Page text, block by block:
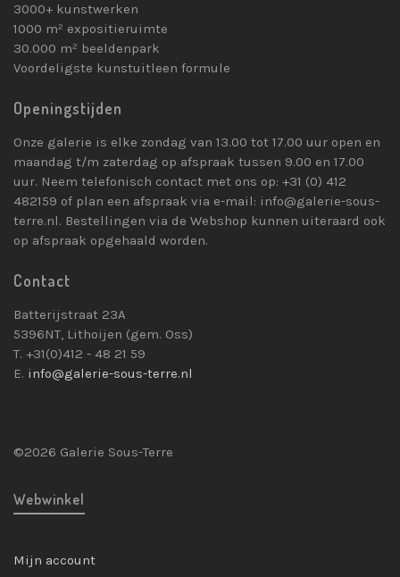
3000+ kunstwerken
1000 m² expositieruimte
30.000 m² beeldenpark
Voordeligste kunstuitleen formule
Openingstijden
Onze galerie is elke zondag van 13.00 tot 17.00 uur open en
maandag t/m zaterdag op afspraak tussen 9.00 en 17.00
uur. Neem telefonisch contact met ons op: +31 (0) 412
482159 of plan een afspraak via e-mail: info@galerie-sous-
terre.nl. Bestellingen via de Webshop kunnen uiteraard ook
op afspraak opgehaald worden.
Contact
Batterijstraat 23A
5396NT, Lithoijen (gem. Oss)
T. +31(0)412 - 48 21 59
E. info@galerie-sous-terre.nl
©2026 Galerie Sous-Terre
Webwinkel
Mijn account